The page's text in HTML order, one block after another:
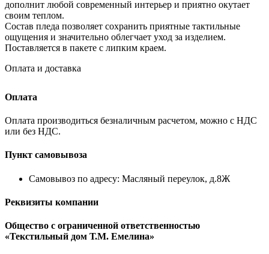
дополнит любой современный интерьер и приятно окутает
своим теплом.
Состав пледа позволяет сохранить приятные тактильные
ощущения и значительно облегчает уход за изделием.
Поставляется в пакете с липким краем.
Оплата и доставка
Оплата
Оплата производиться безналичным расчетом, можно с НДС
или без НДС.
Пункт самовывоза
Самовывоз по адресу: Масляный переулок, д.8Ж
Реквизиты компании
Общество с ограниченной ответственностью
«Текстильный дом Т.М. Емелина»